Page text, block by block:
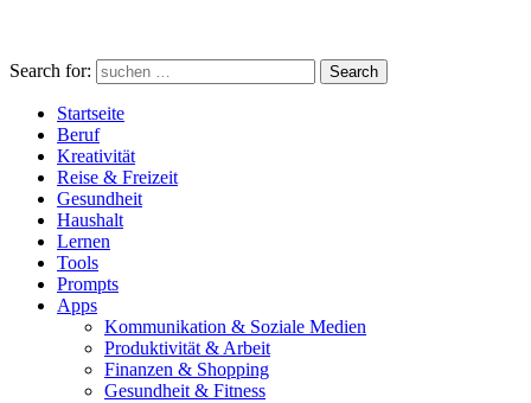
Search for: Search
Startseite
Beruf
Kreativität
Reise & Freizeit
Gesundheit
Haushalt
Lernen
Tools
Prompts
Apps
Kommunikation & Soziale Medien
Produktivität & Arbeit
Finanzen & Shopping
Gesundheit & Fitness